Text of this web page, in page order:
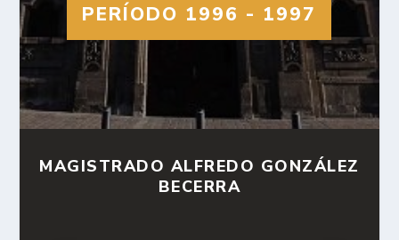
PERÍODO 1996 - 1997
MAGISTRADO ALFREDO GONZÁLEZ
BECERRA